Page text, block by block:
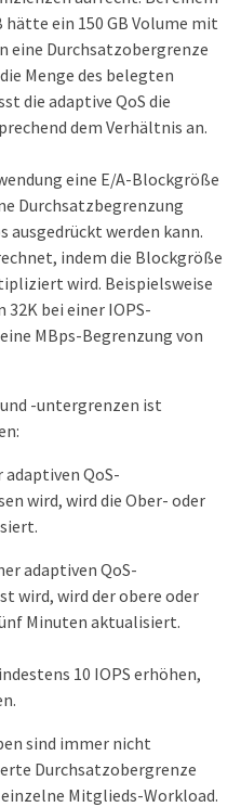
hätte ein 150 GB Volume mit
eine Durchsatzobergrenze
Menge des belegten
die adaptive QoS die
dem Verhältnis an.
eine E/A-Blockgröße
Durchsatzbegrenzung
ausgedrückt werden kann.
indem die Blockgröße
wird. Beispielsweise
bei einer IOPS-
MBps-Begrenzung von
-untergrenzen ist
QoS-
wird, wird die Ober- oder
adaptiven QoS-
wird, wird der obere oder
Minuten aktualisiert.
10 IOPS erhöhen,
sind immer nicht
Durchsatzobergrenze
Mitglieds-Workload.